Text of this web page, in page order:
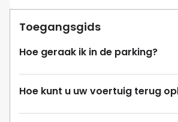
Toegangsgids
Hoe geraak ik in de parking?
Hoe kunt u uw voertuig terug